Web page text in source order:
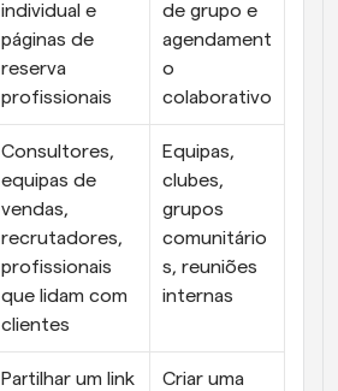
individual e
páginas de
reserva
profissionais
de grupo e
agendament
o
colaborativo
Consultores,
equipas de
vendas,
recrutadores,
profissionais
que lidam com
clientes
Equipas,
clubes,
grupos
comunitário
s, reuniões
internas
Partilhar um link
Criar uma